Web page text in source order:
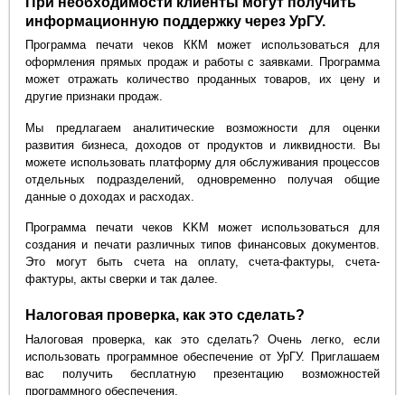
информационную поддержку через УрГУ.
Программа печати чеков ККМ может использоваться для
оформления прямых продаж и работы с заявками. Программа
может отражать количество проданных товаров, их цену и
другие признаки продаж.
Мы предлагаем аналитические возможности для оценки
развития бизнеса, доходов от продуктов и ликвидности. Вы
можете использовать платформу для обслуживания процессов
отдельных подразделений, одновременно получая общие
данные о доходах и расходах.
Программа печати чеков KKM может использоваться для
создания и печати различных типов финансовых документов.
Это могут быть счета на оплату, счета-фактуры, счета-
фактуры, акты сверки и так далее.
Налоговая проверка, как это сделать?
Налоговая проверка, как это сделать? Очень легко, если
использовать программное обеспечение от УрГУ. Приглашаем
вас получить бесплатную презентацию возможностей
программного обеспечения.